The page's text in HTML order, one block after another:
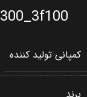
کمپانی تولید کننده